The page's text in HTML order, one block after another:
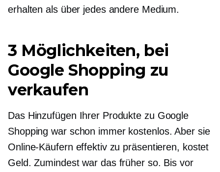
erhalten als über jedes andere Medium.
3 Möglichkeiten, bei
Google Shopping zu
verkaufen
Das Hinzufügen Ihrer Produkte zu Google
Shopping war schon immer kostenlos. Aber sie
Online-Käufern effektiv zu präsentieren, kostet
Geld. Zumindest war das früher so. Bis vor